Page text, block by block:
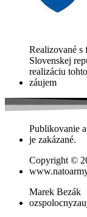
Realizované s
Slovenskej
realizáciu
záujem
Publikovanie
je zakázané.
Copyright ©
Marek Bezák